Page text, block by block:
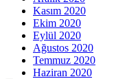
Kasım 2020
Ekim 2020
Eylül 2020
Ağustos 2020
Temmuz 2020
Haziran 2020